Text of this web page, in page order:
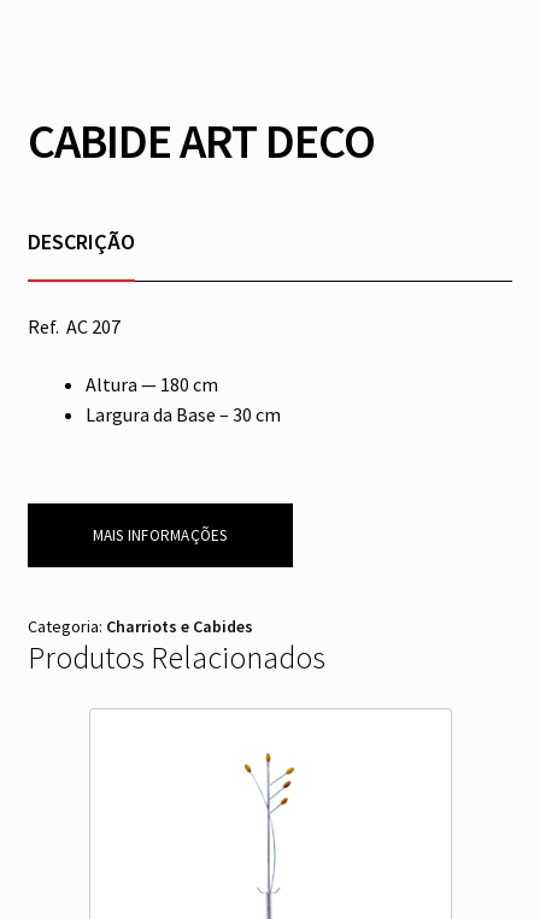
CABIDE ART DECO
DESCRIÇÃO
Ref. AC 207
Altura — 180 cm
Largura da Base – 30 cm
MAIS INFORMAÇÕES
Categoria: Charriots e Cabides
Produtos Relacionados